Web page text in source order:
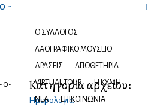
Ο ΣΎΛΛΟΓΟΣ
ΛΑΟΓΡΑΦΙΚΌ ΜΟΥΣΕΊΟ
ΔΡΆΣΕΙΣ
ΑΠΟΘΕΤΉΡΙΑ
VIRTUAL TOUR
Η ΚΎΜΗ
ΝΈΑ
ΕΠΙΚΟΙΝΩΝΊΑ
αποθετήριο
Κατηγορία αρχείου:
Ημερολόγια